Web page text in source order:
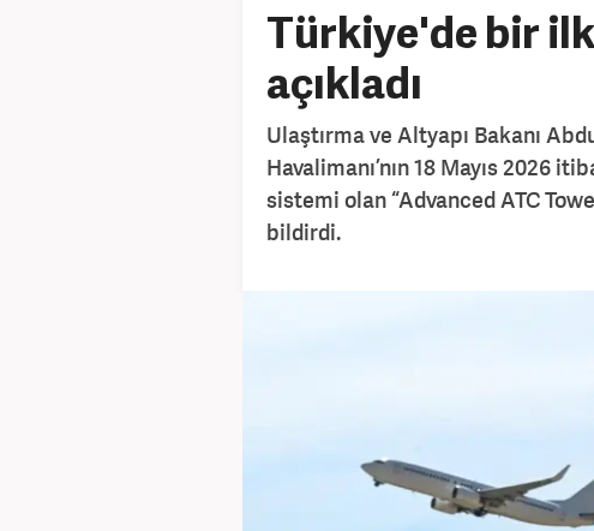
Türkiye'de bir
açıkladı
Ulaştırma ve Altyapı Bakanı
Havalimanı’nın 18 Mayıs 2026
sistemi olan “Advanced ATC
bildirdi.